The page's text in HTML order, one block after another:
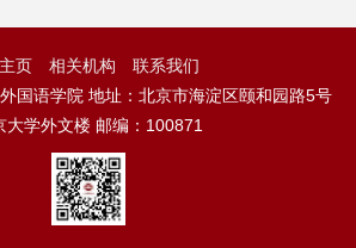
页 相关机构
联系我们
国语学院 地址：北京市海淀区颐和园路5号
大学外文楼 邮编：100871